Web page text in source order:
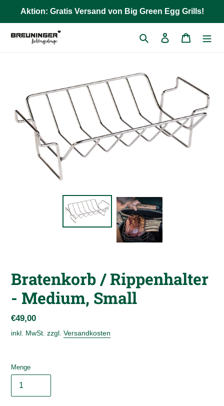
Aktion: Gratis Versand von Big Green Egg Grills!
Suchen Einloggen
Bratenkorb / Rippenhalter
- Medium, Small
Normaler
Preis
€49,00
inkl. MwSt. zzgl. Versandkosten
Menge